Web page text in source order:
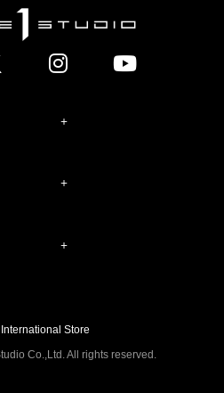
Store
Co.,Ltd. All rights reserved.